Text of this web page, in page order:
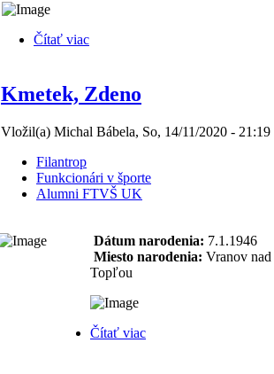
Čítať viac
Kmetek, Zdeno
Vložil(a) Michal Bábela, So, 14/11/2020 - 21:19
Filantrop
Funkcionári v športe
Alumni FTVŠ UK
Dátum narodenia: 7.1.1946
Miesto narodenia: Vranov nad
Topľou
Čítať viac